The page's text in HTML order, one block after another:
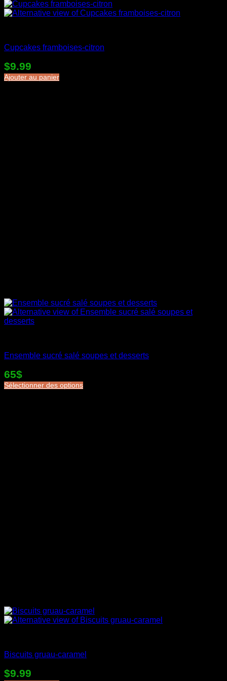
Cupcakes framboises-citron
$9.99
Ajouter au panier
Ensemble sucré salé soupes et desserts
65$
Sélectionner des options
Biscuits gruau-caramel
$9.99